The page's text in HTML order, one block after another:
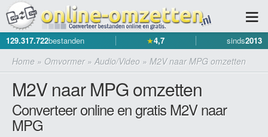
129.317.722bestanden ★4,7 sinds2013
Home » Omvormer» Audio/Video » M2V naar MPG omzetten
M2V naar MPG omzetten
Converteer online en gratis M2V naar
MPG